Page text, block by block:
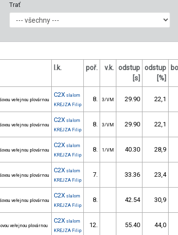
Trať
l.k. poř. v.k. odstup
[s]
odstup
[%]
veřejnou plovárnou
C2X slalom
KREJZA Filip
8. 3/VM 29.90 22,1
veřejnou plovárnou
C2X slalom
KREJZA Filip
8. 3/VM 29.90 22,1
veřejnou plovárnou
C2X slalom
KREJZA Filip
8. 1/VM 40.30 28,9
veřejnou plovárnou
C2X slalom
KREJZA Filip
7. 33.36 23,4
veřejnou plovárnou
C2X slalom
KREJZA Filip
8. 42.54 30,9
veřejnou plovárnou
C2X slalom
KREJZA Filip
12. 55.40 44,0